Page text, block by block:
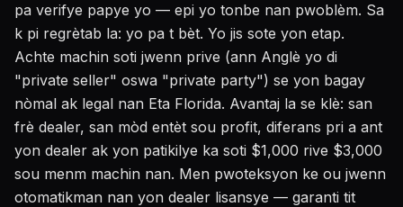
pa verifye papye yo — epi yo tonbe nan pwoblèm. Sa
k pi regrètab la: yo pa t bèt. Yo jis sote yon etap.
Achte machin soti jwenn prive (ann Anglè yo di
"private seller" oswa "private party") se yon bagay
nòmal ak legal nan Eta Florida. Avantaj la se klè: san
frè dealer, san mòd entèt sou profit, diferans pri a ant
yon dealer ak yon patikilye ka soti $1,000 rive $3,000
sou menm machin nan. Men pwoteksyon ke ou jwenn
otomatikman nan yon dealer lisansye — garanti tit